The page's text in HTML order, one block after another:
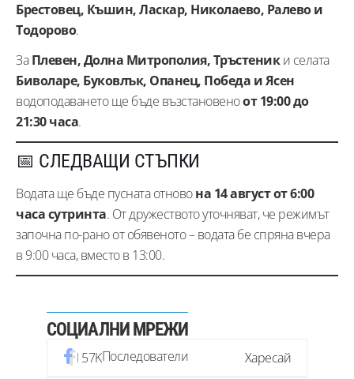
Брестовец, Къшин, Ласкар, Николаево, Ралево и
Тодорово.
ЗаПлевен, Долна Митрополия, Тръстеники селата
Биволаре, Буковлък, Опанец, Победа и Ясен
водоподаването ще бъде възстановеноот 19:00 до
21:30 часа.
📅 СЛЕДВАЩИ СТЪПКИ
Водата ще бъде пусната отновона 14 август от 6:00
часа сутринта. От дружеството уточняват, че режимът
започна по-рано от обявеното – водата бе спряна вчера
в 9:00 часа, вместо в 13:00.
СОЦИАЛНИ МРЕЖИ
57KПоследователи Харесай